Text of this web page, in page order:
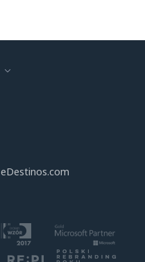
eDestinos.com